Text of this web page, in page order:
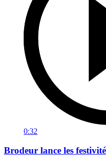
0:32
Brodeur lance les